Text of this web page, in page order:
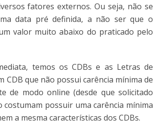
fatores externos. Ou seja, não se
data pré definida, a não ser que o
valor muito abaixo do praticado pelo
temos os CDBs e as Letras de
CDB que não possui carência mínima de
de modo online (desde que solicitado
possuir uma carência mínima
a mesma características dos CDBs.